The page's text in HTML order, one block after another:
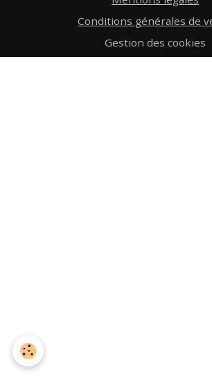
Conditions générales de
Gestion des cookies